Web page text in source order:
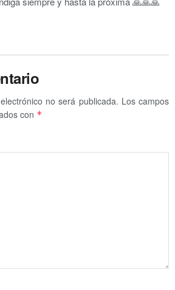
no será publicada. Los campos
con *